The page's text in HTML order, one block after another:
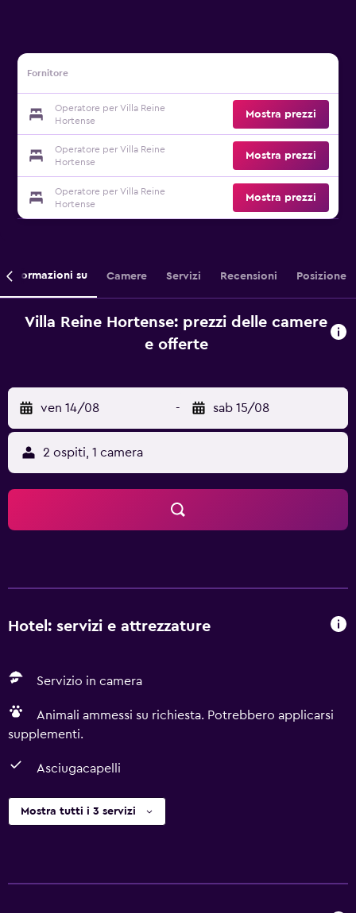
Fornitore
Operatore per Villa Reine
Hortense
Mostra prezzi
Operatore per Villa Reine
Hortense
Mostra prezzi
Operatore per Villa Reine
Hortense
Mostra prezzi
Informazioni su Camere Servizi Recensioni Posizione
Villa Reine Hortense: prezzi delle camere
e offerte
ven 14/08 - sab 15/08
2 ospiti, 1 camera
Hotel: servizi e attrezzature
Servizio in camera
Animali ammessi su richiesta. Potrebbero applicarsi
supplementi.
Asciugacapelli
Mostra tutti i 3 servizi